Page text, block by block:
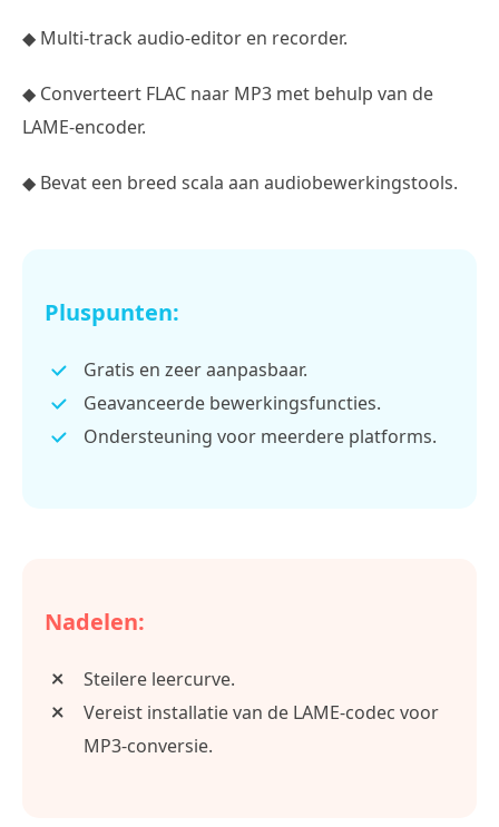
◆ Multi-track audio-editor en recorder.
◆ Converteert FLAC naar MP3 met behulp van de
LAME-encoder.
◆ Bevat een breed scala aan audiobewerkingstools.
Pluspunten:
Gratis en zeer aanpasbaar.
Geavanceerde bewerkingsfuncties.
Ondersteuning voor meerdere platforms.
Nadelen:
Steilere leercurve.
Vereist installatie van de LAME-codec voor
MP3-conversie.